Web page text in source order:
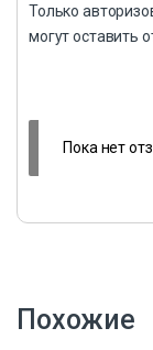
Только
могут оставить
Пока нет
Похожие